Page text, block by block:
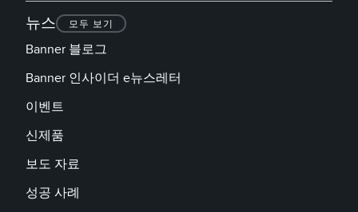
뉴스 모두 보기
Banner 블로그
Banner 인사이더 e뉴스레터
이벤트
신제품
보도 자료
성공 사례